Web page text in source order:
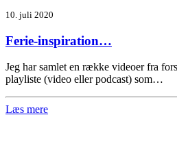
10. juli 2020
Ferie-inspiration…
Jeg har samlet en række videoer fra
playliste (video eller podcast) som…
Læs mere